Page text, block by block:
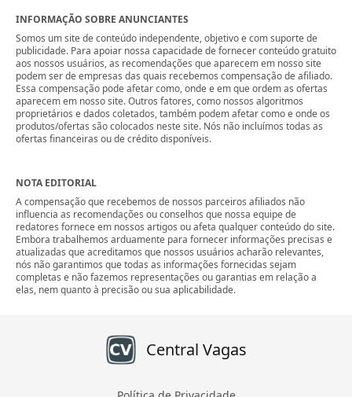
INFORMAÇÃO SOBRE ANUNCIANTES
Somos um site de conteúdo independente, objetivo e com suporte de
publicidade. Para apoiar nossa capacidade de fornecer conteúdo gratuito
aos nossos usuários, as recomendações que aparecem em nosso site
podem ser de empresas das quais recebemos compensação de afiliado.
Essa compensação pode afetar como, onde e em que ordem as ofertas
aparecem em nosso site. Outros fatores, como nossos algoritmos
proprietários e dados coletados, também podem afetar como e onde os
produtos/ofertas são colocados neste site. Nós não incluímos todas as
ofertas financeiras ou de crédito disponíveis.
NOTA EDITORIAL
A compensação que recebemos de nossos parceiros afiliados não
influencia as recomendações ou conselhos que nossa equipe de
redatores fornece em nossos artigos ou afeta qualquer conteúdo do site.
Embora trabalhemos arduamente para fornecer informações precisas e
atualizadas que acreditamos que nossos usuários acharão relevantes,
nós não garantimos que todas as informações fornecidas sejam
completas e não fazemos representações ou garantias em relação a
elas, nem quanto à precisão ou sua aplicabilidade.
Central Vagas